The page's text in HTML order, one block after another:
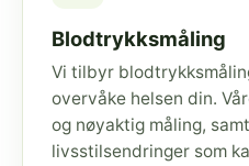
Blodtrykksmåling
Vi tilbyr
overvåke helsen din.
og nøyaktig måling,
livsstilsendringer som